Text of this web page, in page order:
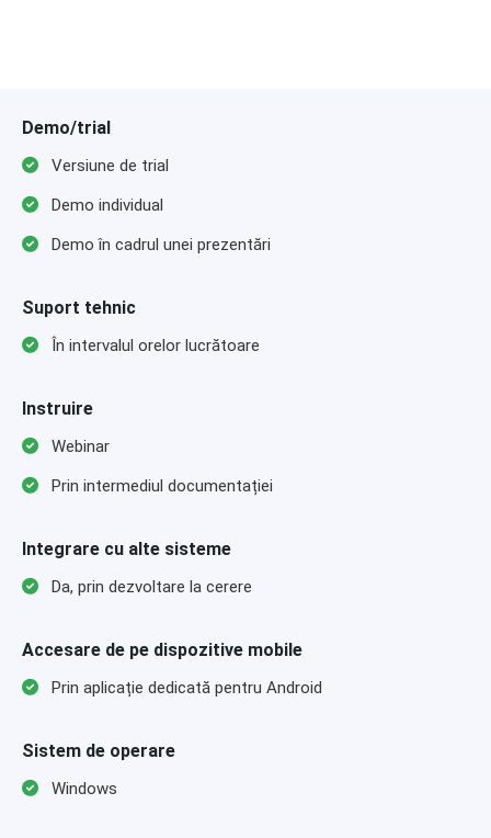
Demo/trial
Versiune de trial
Demo individual
Demo în cadrul unei prezentări
Suport tehnic
În intervalul orelor lucrătoare
Instruire
Webinar
Prin intermediul documentației
Integrare cu alte sisteme
Da, prin dezvoltare la cerere
Accesare de pe dispozitive mobile
Prin aplicație dedicată pentru Android
Sistem de operare
Windows